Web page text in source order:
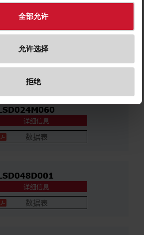
全部允许
允许选择
拒绝
数据表
详细信息
详细信息
数据表
详细信息
数据表